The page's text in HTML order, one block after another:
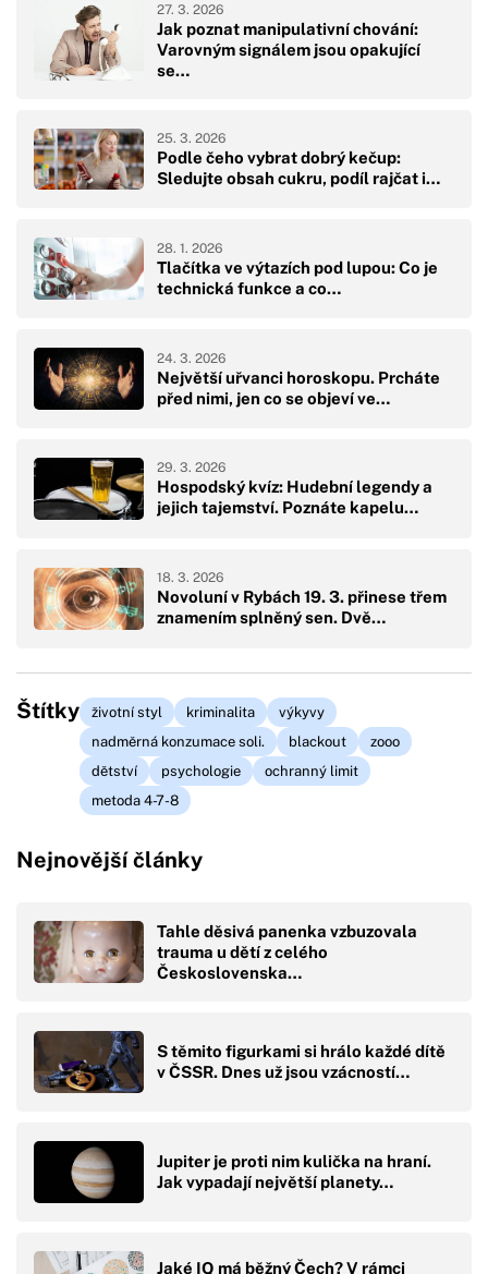
Jak poznat manipulativní chování:
Varovným signálem jsou opakující
se…
27. 3. 2026
Podle čeho vybrat dobrý kečup:
Sledujte obsah cukru, podíl rajčat i…
25. 3. 2026
Tlačítka ve výtazích pod lupou: Co je
technická funkce a co…
28. 1. 2026
Největší uřvanci horoskopu. Prcháte
před nimi, jen co se objeví ve…
24. 3. 2026
Hospodský kvíz: Hudební legendy a
jejich tajemství. Poznáte kapelu…
29. 3. 2026
Novoluní v Rybách 19. 3. přinese třem
znamením splněný sen. Dvě…
18. 3. 2026
Štítky životní styl kriminalita
výkyvy
nadměrná konzumace soli.
blackout
zooo
dětství
psychologie
ochranný limit
metoda 4-7-8
Nejnovější články
Tahle děsivá panenka vzbuzovala
trauma u dětí z celého
Československa…
S těmito figurkami si hrálo každé dítě
v ČSSR. Dnes už jsou vzácností…
Jupiter je proti nim kulička na hraní.
Jak vypadají největší planety…
Jaké IQ má běžný Čech? V rámci